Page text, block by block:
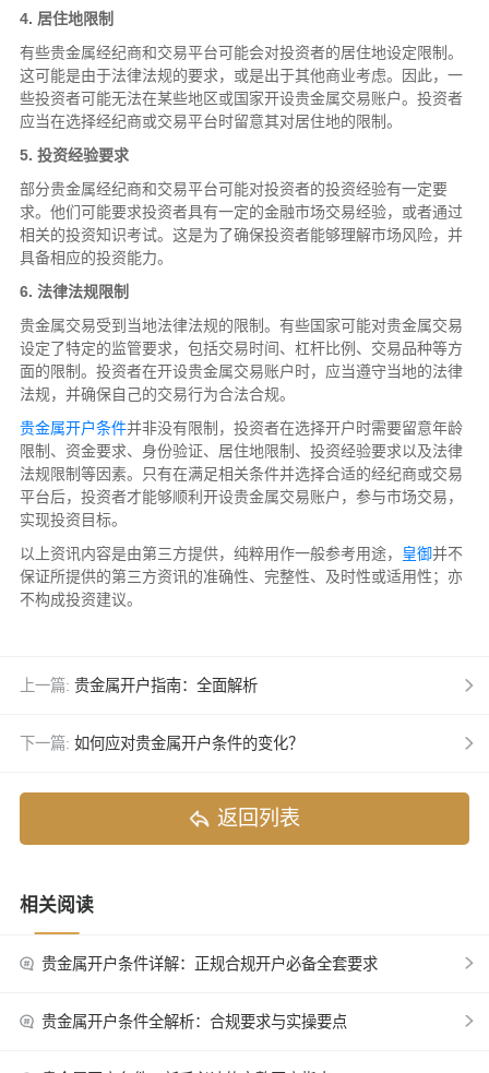
4. 居住地限制
有些贵金属经纪商和交易平台可能会对投资者的居住地设定限制。
这可能是由于法律法规的要求，或是出于其他商业考虑。因此，一
些投资者可能无法在某些地区或国家开设贵金属交易账户。投资者
应当在选择经纪商或交易平台时留意其对居住地的限制。
5. 投资经验要求
部分贵金属经纪商和交易平台可能对投资者的投资经验有一定要
求。他们可能要求投资者具有一定的金融市场交易经验，或者通过
相关的投资知识考试。这是为了确保投资者能够理解市场风险，并
具备相应的投资能力。
6. 法律法规限制
贵金属交易受到当地法律法规的限制。有些国家可能对贵金属交易
设定了特定的监管要求，包括交易时间、杠杆比例、交易品种等方
面的限制。投资者在开设贵金属交易账户时，应当遵守当地的法律
法规，并确保自己的交易行为合法合规。
贵金属开户条件并非没有限制，投资者在选择开户时需要留意年龄
限制、资金要求、身份验证、居住地限制、投资经验要求以及法律
法规限制等因素。只有在满足相关条件并选择合适的经纪商或交易
平台后，投资者才能够顺利开设贵金属交易账户，参与市场交易，
实现投资目标。
以上资讯内容是由第三方提供，纯粹用作一般参考用途， 皇御并不
保证所提供的第三方资讯的准确性、完整性、及时性或适用性；亦
不构成投资建议。
上一篇: 贵金属开户指南：全面解析
下一篇: 如何应对贵金属开户条件的变化？
返回列表
相关阅读
贵金属开户条件详解：正规合规开户必备全套要求
贵金属开户条件全解析：合规要求与实操要点